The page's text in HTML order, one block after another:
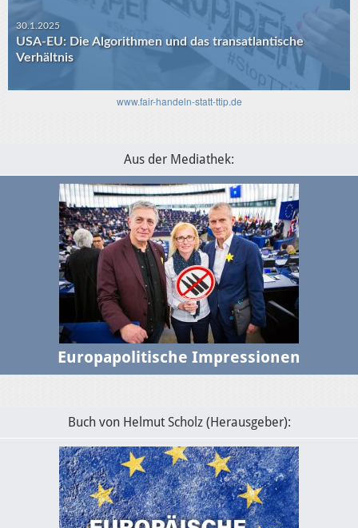
30.1.2025
USA-EU: Die Algorithmen und das transatlantische
Verhältnis
www.fair-handeln-statt-ttip.de
Aus der Mediathek:
Europapolitische Impressionen
Buch von Helmut Scholz (Herausgeber):